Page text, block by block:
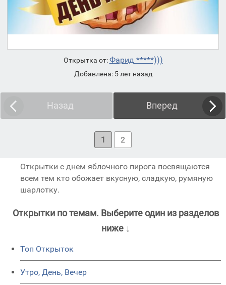
Открытка от:Фарид *****)))
Добавлена: 5 лет назад
Назад Вперед
1 2
Открытки с днем яблочного пирога посвящаются
всем тем кто обожает вкусную, сладкую, румяную
шарлотку.
Открытки по темам. Выберите один из разделов
ниже ↓
Топ Открыток
Утро, День, Вечер